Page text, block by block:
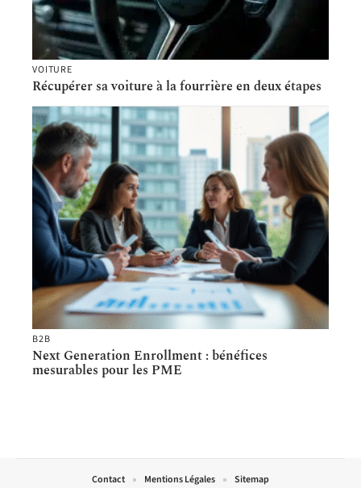
VOITURE
Récupérer sa voiture à la fourrière en deux étapes
B2B
Next Generation Enrollment : bénéfices
mesurables pour les PME
Contact Mentions Légales Sitemap